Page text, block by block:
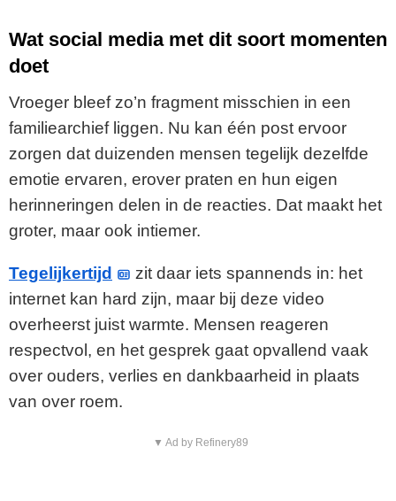
Wat social media met dit soort momenten
doet
Vroeger bleef zo’n fragment misschien in een
familiearchief liggen. Nu kan één post ervoor
zorgen dat duizenden mensen tegelijk dezelfde
emotie ervaren, erover praten en hun eigen
herinneringen delen in de reacties. Dat maakt het
groter, maar ook intiemer.
Tegelijkertijd
zit daar iets spannends in: het
internet kan hard zijn, maar bij deze video
overheerst juist warmte. Mensen reageren
respectvol, en het gesprek gaat opvallend vaak
over ouders, verlies en dankbaarheid in plaats
van over roem.
▼ Ad by Refinery89